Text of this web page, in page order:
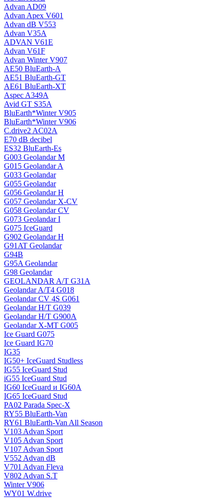
Advan AD09
Advan Apex V601
Advan dB V553
Advan V35A
ADVAN V61E
Advan V61F
Advan Winter V907
AE50 BluEarth-A
AE51 BluEarth-GT
AE61 BluEarth-XT
Aspec A349A
Avid GT S35A
BluEarth*Winter V905
BluEarth*Winter V906
C.drive2 AC02A
E70 dB decibel
ES32 BluEarth-Es
G003 Geolandar M
G015 Geolandar A
G033 Geolandar
G055 Geolandar
G056 Geolandar H
G057 Geolandar X-CV
G058 Geolandar CV
G073 Geolandar I
G075 IceGuard
G902 Geolandar H
G91AT Geolandar
G94B
G95A Geolandar
G98 Geolandar
GEOLANDAR A/T G31A
Geolandar A/T4 G018
Geolandar CV 4S G061
Geolandar H/T G039
Geolandar H/T G900A
Geolandar X-MT G005
Ice Guard G075
Ice Guard IG70
IG35
IG50+ IceGuard Studless
IG55 IceGuard Stud
iG55 IceGuard Stud
IG60 IceGuard и IG60A
IG65 IceGuard Stud
PA02 Parada Spec-X
RY55 BluEarth-Van
RY61 BluEarth-Van All Season
V103 Advan Sport
V105 Advan Sport
V107 Advan Sport
V552 Advan dB
V701 Advan Fleva
V802 Advan S.T
Winter V906
WY01 W.drive